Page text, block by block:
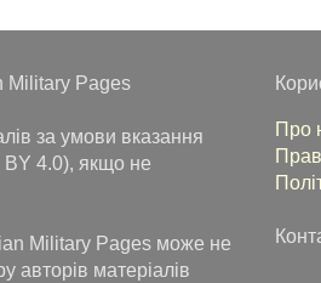
Military Pages
за умови вказання
BY 4.0), якщо не
Military Pages може не
авторів матеріалів
Про